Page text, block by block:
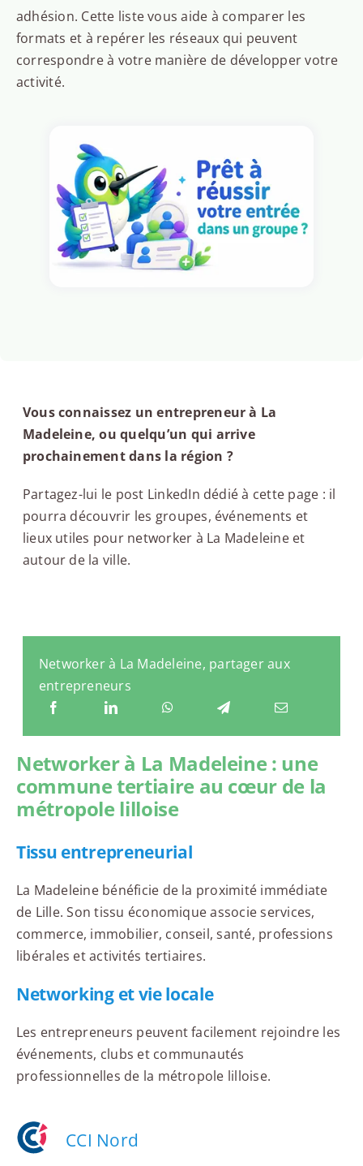
adhésion. Cette liste vous aide à comparer les
formats et à repérer les réseaux qui peuvent
correspondre à votre manière de développer votre
activité.
Vous connaissez un entrepreneur à La
Madeleine, ou quelqu’un qui arrive
prochainement dans la région ?
Partagez-lui le post LinkedIn dédié à cette page : il
pourra découvrir les groupes, événements et
lieux utiles pour networker à La Madeleine et
autour de la ville.
Networker à La Madeleine, partager aux
entrepreneurs
Networker à La Madeleine : une
commune tertiaire au cœur de la
métropole lilloise
Tissu entrepreneurial
La Madeleine bénéficie de la proximité immédiate
de Lille. Son tissu économique associe services,
commerce, immobilier, conseil, santé, professions
libérales et activités tertiaires.
Networking et vie locale
Les entrepreneurs peuvent facilement rejoindre les
événements, clubs et communautés
professionnelles de la métropole lilloise.
CCI Nord